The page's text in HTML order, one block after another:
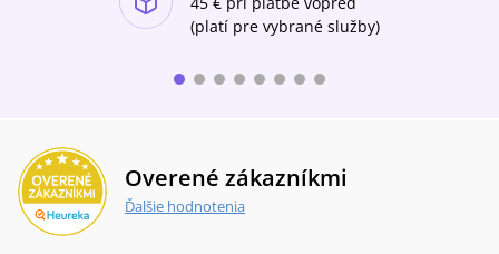
(platí pre vybrané služby)
Overené zákazníkmi
Ďalšie hodnotenia